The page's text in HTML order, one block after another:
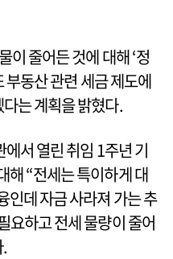
이 줄어든 것에 대해 ‘정
부동산 관련 세금 제도에
는 계획을 밝혔다.
서 열린 취임 1주년 기
해 “전세는 특이하게 대
인데 자금 사라져 가는 추
요하고 전세 물량이 줄어